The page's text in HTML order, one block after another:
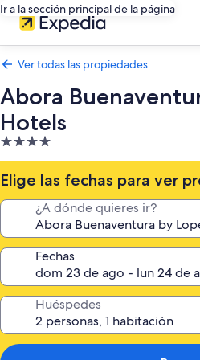
Ir a la sección principal de la página
Ver todas las propiedades
Abora
Hotels
Propiedad
de
4.0
estrellas
Elige las fechas para ver
¿A dónde quieres ir?
Fechas
Huéspedes